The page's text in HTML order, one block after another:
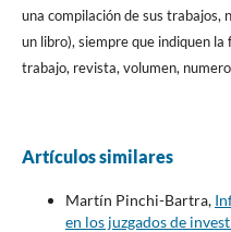
una compilación de sus trabajos,
un libro), siempre que indiquen
trabajo, revista, volumen,
Artículos similares
Martín Pinchi-Bartra,
en los juzgados de